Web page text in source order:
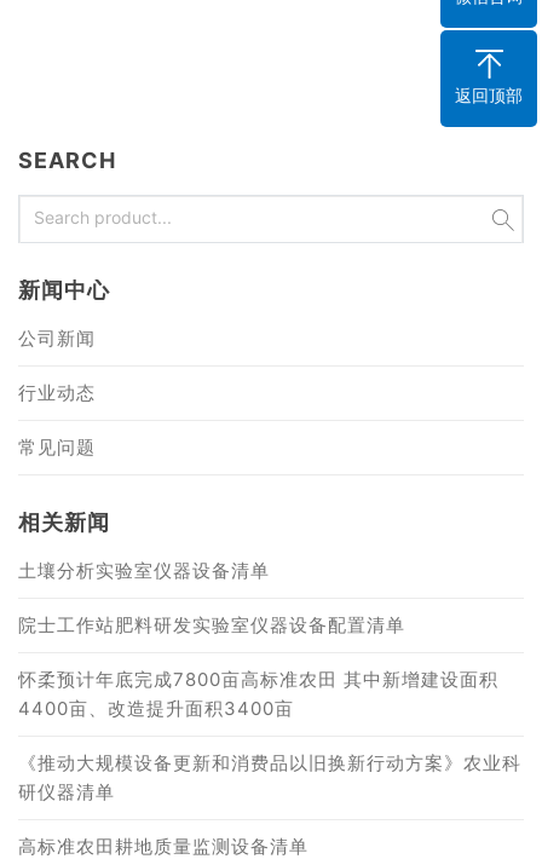
SEARCH
新闻中心
公司新闻
行业动态
常见问题
相关新闻
土壤分析实验室仪器设备清单
院士工作站肥料研发实验室仪器设备配置清单
怀柔预计年底完成7800亩高标准农田 其中新增建设面积
4400亩、改造提升面积3400亩
《推动大规模设备更新和消费品以旧换新行动方案》农业科
研仪器清单
高标准农田耕地质量监测设备清单
返回顶部